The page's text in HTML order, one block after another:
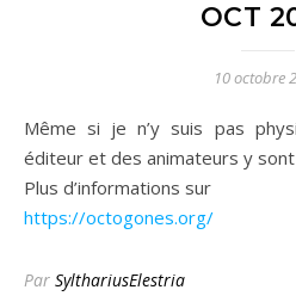
OCT
10 octobre
Même si je n’y suis pas physiquement, mon jeu, mon
éditeur et des animateurs y
Plus d’informations sur
https://octogones.org/
Par SylthariusElestria